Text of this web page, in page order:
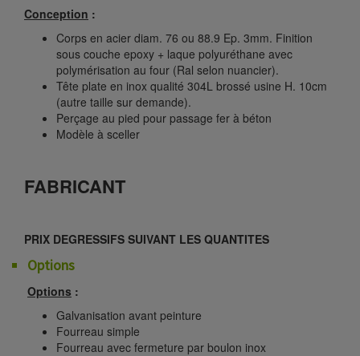
Conception :
Corps en acier diam. 76 ou 88.9 Ep. 3mm. Finition
sous couche epoxy + laque polyuréthane avec
polymérisation au four (Ral selon nuancier).
Tête plate en inox qualité 304L brossé usine H. 10cm
(autre taille sur demande).
Perçage au pied pour passage fer à béton
Modèle à sceller
FABRICANT
PRIX DEGRESSIFS SUIVANT LES QUANTITES
Options
Options :
Galvanisation avant peinture
Fourreau simple
Fourreau avec fermeture par boulon inox